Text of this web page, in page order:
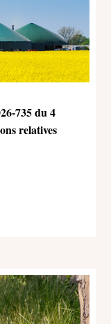
735 du 4
relatives